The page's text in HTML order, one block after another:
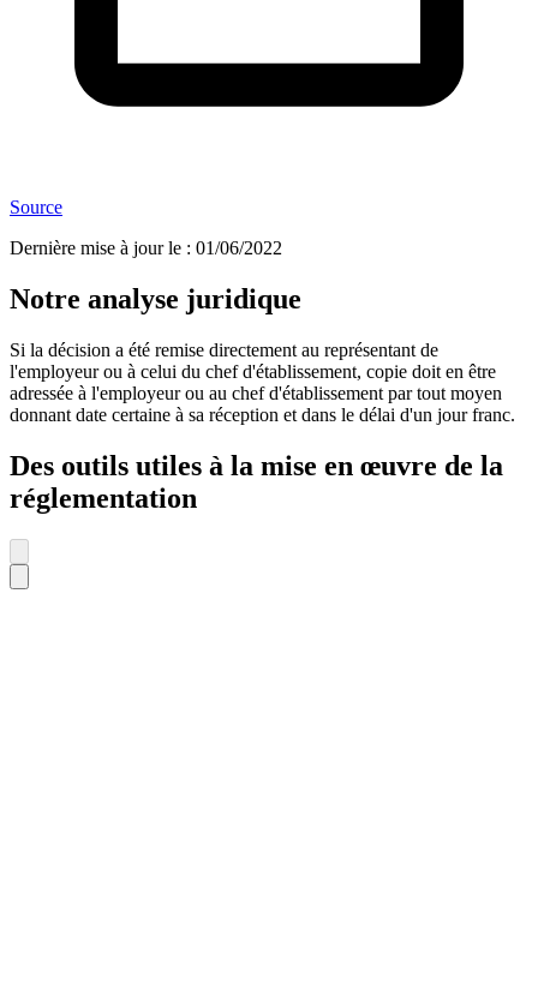
Source
Dernière mise à jour le : 01/06/2022
Notre analyse juridique
Si la décision a été remise directement au représentant de
l'employeur ou à celui du chef d'établissement, copie doit en être
adressée à l'employeur ou au chef d'établissement par tout moyen
donnant date certaine à sa réception et dans le délai d'un jour franc.
Des outils utiles à la mise en œuvre de la
réglementation